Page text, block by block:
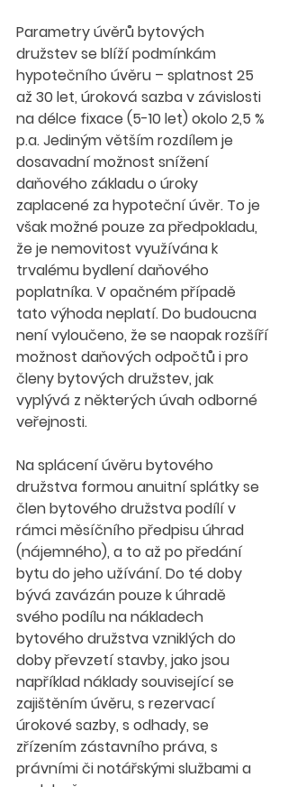
Parametry úvěrů bytových
družstev se blíží podmínkám
hypotečního úvěru – splatnost 25
až 30 let, úroková sazba v závislosti
na délce fixace (5-10 let) okolo 2,5 %
p.a. Jediným větším rozdílem je
dosavadní možnost snížení
daňového základu o úroky
zaplacené za hypoteční úvěr. To je
však možné pouze za předpokladu,
že je nemovitost využívána k
trvalému bydlení daňového
poplatníka. V opačném případě
tato výhoda neplatí. Do budoucna
není vyloučeno, že se naopak rozšíří
možnost daňových odpočtů i pro
členy bytových družstev, jak
vyplývá z některých úvah odborné
veřejnosti.
Na splácení úvěru bytového
družstva formou anuitní splátky se
člen bytového družstva podílí v
rámci měsíčního předpisu úhrad
(nájemného), a to až po předání
bytu do jeho užívání. Do té doby
bývá zavázán pouze k úhradě
svého podílu na nákladech
bytového družstva vzniklých do
doby převzetí stavby, jako jsou
například náklady související se
zajištěním úvěru, s rezervací
úrokové sazby, s odhady, se
zřízením zástavního práva, s
právními či notářskými službami a